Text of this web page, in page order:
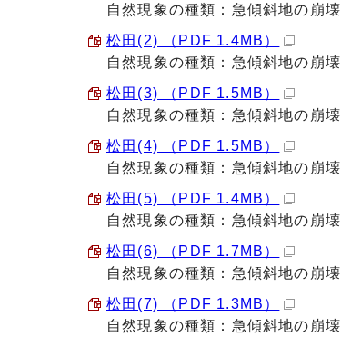
自然現象の種類：急傾斜地の崩壊
松田(2) （PDF 1.4MB）
自然現象の種類：急傾斜地の崩壊
松田(3) （PDF 1.5MB）
自然現象の種類：急傾斜地の崩壊
松田(4) （PDF 1.5MB）
自然現象の種類：急傾斜地の崩壊
松田(5) （PDF 1.4MB）
自然現象の種類：急傾斜地の崩壊
松田(6) （PDF 1.7MB）
自然現象の種類：急傾斜地の崩壊
松田(7) （PDF 1.3MB）
自然現象の種類：急傾斜地の崩壊